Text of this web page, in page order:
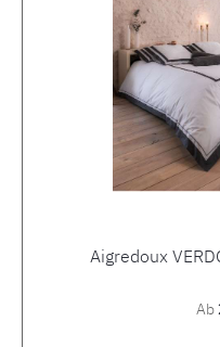
Aigredoux
Ab